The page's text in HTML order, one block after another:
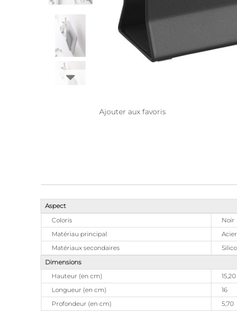
Ajouter aux favoris
Aspect
Coloris
Noir
Matériau principal
Acier
Matériaux secondaires
Dimensions
Hauteur (en cm)
15,20
Longueur (en cm)
16
Profondeur (en cm)
5,70